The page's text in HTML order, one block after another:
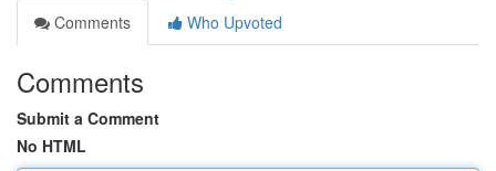
Comments
Who Upvoted
Comments
Submit a Comment
No HTML